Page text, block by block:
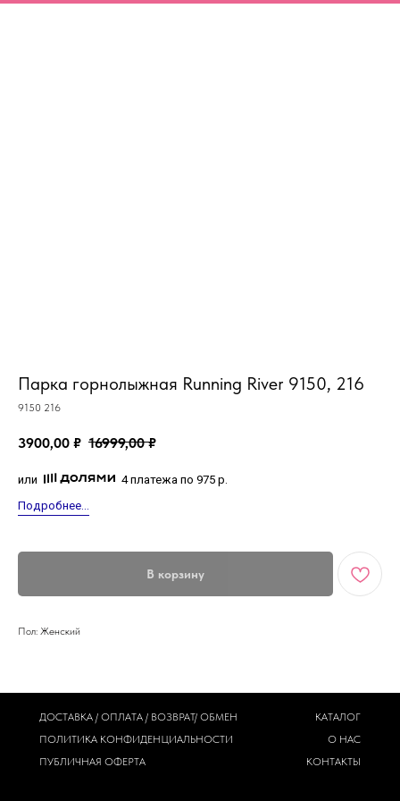
Парка горнолыжная Running River 9150, 216
9150 216
3900,00 ₽ 16999,00 ₽
или
4 платежа по 975 р.
Подробнее...
В корзину
Пол: Женский
ДОСТАВКА / ОПЛАТА / ВОЗВРАТ/ ОБМЕН
ПОЛИТИКА КОНФИДЕНЦИАЛЬНОСТИ
ПУБЛИЧНАЯ ОФЕРТА
КАТАЛОГ
О НАС
КОНТАКТЫ